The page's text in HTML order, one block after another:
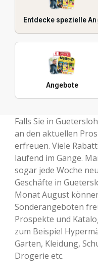
Entdecke spezielle
Angebote
Falls Sie in
an den aktuellen
erfreuen. Viele
laufend im Gange.
sogar jede Woche
Geschäfte in
Monat August
Sonderangeboten
Prospekte und
zum Beispiel
Garten, Kleidung,
Drogerie etc.